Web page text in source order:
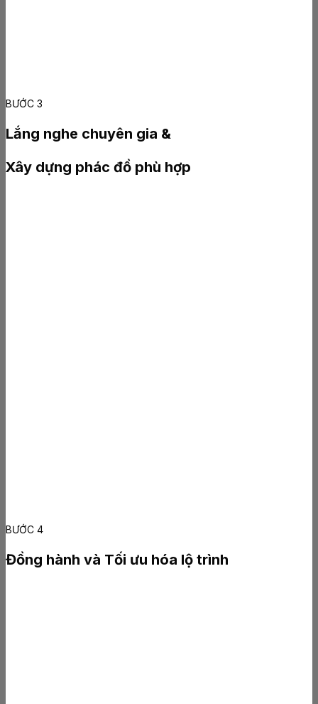
BƯỚC 3
Lắng nghe chuyên gia &
Xây dựng phác đồ phù hợp
BƯỚC 4
Đồng hành và Tối ưu hóa lộ trình